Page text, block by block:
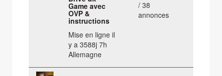
Game avec
OVP &
instructions
Mise en ligne il
y a 3588j 7h
Allemagne
/ 38
annonces